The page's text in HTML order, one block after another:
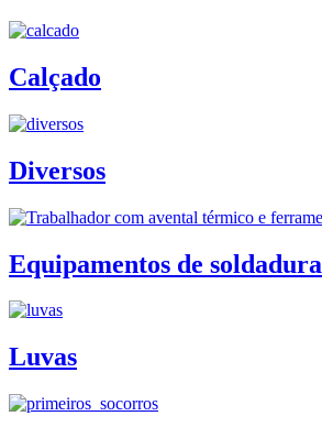
Calçado
Diversos
Equipamentos de soldadura
Luvas